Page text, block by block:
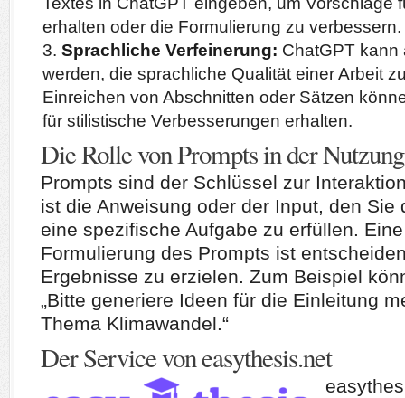
erhalten oder die Formulierung zu verbessern.
Sprachliche Verfeinerung: ChatGPT
werden, die sprachliche Qualität einer Arbeit
Einreichen von Abschnitten oder Sätzen
für stilistische Verbesserungen erhalten.
Die Rolle von Prompts in der
Prompts sind der Schlüssel zur
ist die Anweisung oder der Input, den Sie
eine spezifische Aufgabe zu erfüllen.
Formulierung des Prompts ist
Ergebnisse zu erzielen. Zum Beispiel
„Bitte generiere Ideen für die Einleitung
Thema Klimawandel.“
Der Service von easythesis.net